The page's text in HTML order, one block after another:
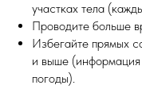
участках тела
Проводите больше
Избегайте прямых
и выше
погоды).